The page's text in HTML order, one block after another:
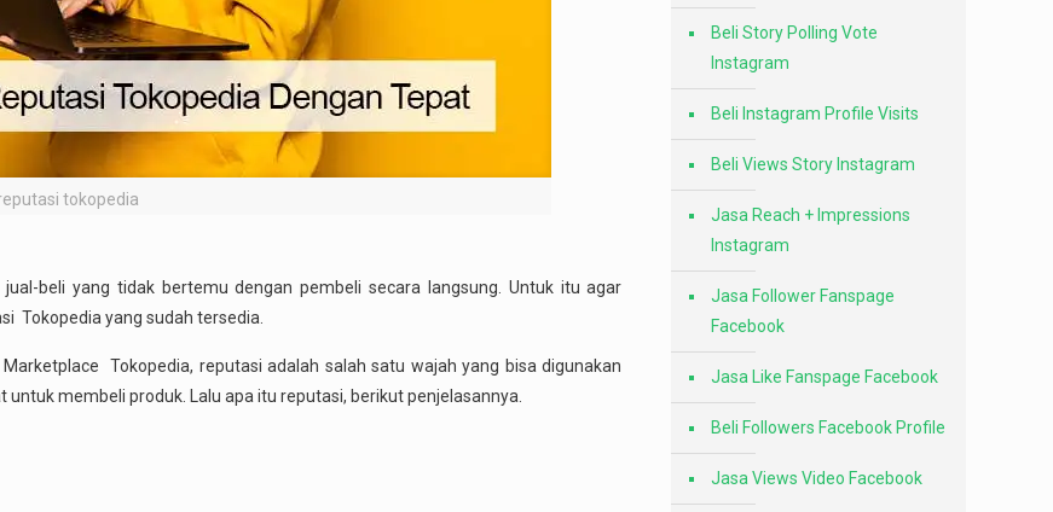
tokopedia
beli yang tidak bertemu dengan pembeli secara langsung. Untuk itu agar
Tokopedia yang sudah tersedia.
Marketplace Tokopedia, reputasi adalah salah satu wajah yang bisa digunakan
membeli produk. Lalu apa itu reputasi, berikut penjelasannya.
Beli Story Polling Vote
Instagram
Beli Instagram Profile Visits
Beli Views Story Instagram
Jasa Reach + Impressions
Instagram
Jasa Follower Fanspage
Facebook
Jasa Like Fanspage Facebook
Beli Followers Facebook Profile
Jasa Views Video Facebook